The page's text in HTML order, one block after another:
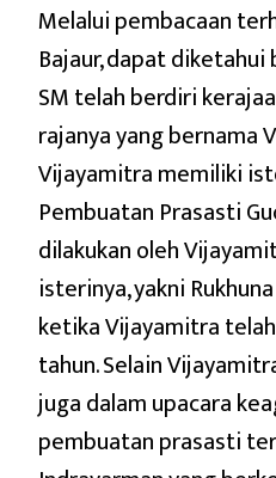
Melalui pembacaan
Bajaur, dapat
SM telah berdiri
rajanya yang bernama
Vijayamitra memiliki
Pembuatan Prasasti
dilakukan oleh
isterinya, yakni
ketika Vijayamitra
tahun. Selain
juga dalam upacara
pembuatan prasasti